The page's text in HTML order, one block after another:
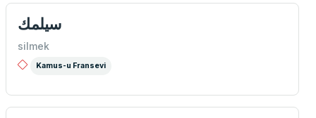
سیلمك
silmek
Kamus-u Fransevi